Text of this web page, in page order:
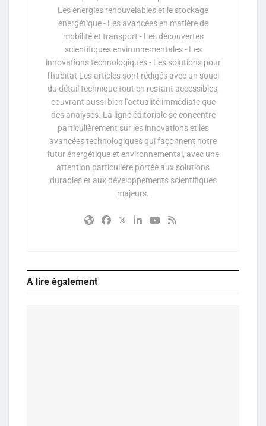
Les énergies renouvelables et le stockage
énergétique - Les avancées en matière de
mobilité et transport - Les découvertes
scientifiques environnementales - Les
innovations technologiques - Les solutions pour
l'habitat Les articles sont rédigés avec un souci
du détail technique tout en restant accessibles,
couvrant aussi bien l'actualité immédiate que
des analyses. La ligne éditoriale se concentre
particulièrement sur les innovations et les
avancées technologiques qui façonnent notre
futur énergétique et environnemental, avec une
attention particulière portée aux solutions
durables et aux développements scientifiques
majeurs.
A lire également